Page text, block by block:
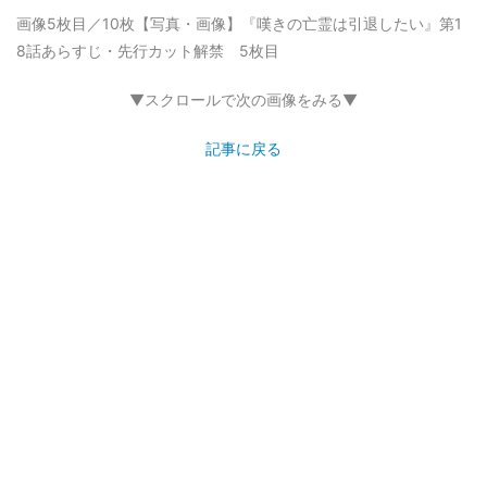
画像5枚目／10枚 【写真・画像】『嘆きの亡霊は引退したい』第1
8話あらすじ・先行カット解禁 5枚目
▼スクロールで次の画像をみる▼
記事に戻る